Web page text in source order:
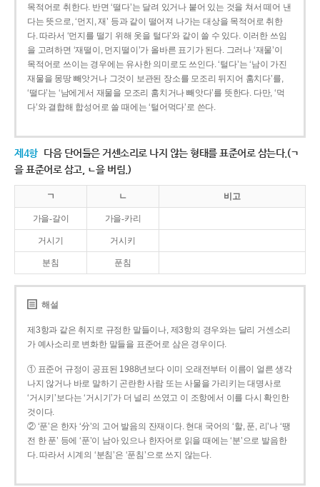
목적어로 취한다. 반면 ‘떨다’는 달려 있거나 붙어 있는 것을 쳐서 떼어 낸
다는 뜻으로, ‘먼지, 재’ 등과 같이 떨어져 나가는 대상을 목적어로 취한
다. 따라서 ‘먼지를 떨기 위해 옷을 털다’와 같이 쓸 수 있다. 이러한 쓰임
을 고려하면 ‘재떨이, 먼지떨이’가 올바른 표기가 된다. 그러나 ‘재물’이
목적어로 쓰이는 경우에는 유사한 의미로도 쓰인다. ‘털다’는 ‘남이 가진
재물을 몽땅 빼앗거나 그것이 보관된 장소를 모조리 뒤지어 훔치다’를,
‘떨다’는 ‘남에게서 재물을 모조리 훔치거나 빼앗다’를 뜻한다. 다만, ‘먹
다’와 결합해 합성어로 쓸 때에는 ‘털어먹다’로 쓴다.
제4항 다음 단어들은 거센소리로 나지 않는 형태를 표준어로 삼는다.(ㄱ
을 표준어로 삼고, ㄴ을 버림.)
ㄱ ㄴ 비고
가을-갈이 가을-카리
거시기 거시키
분침 푼침
해설
제3항과 같은 취지로 규정한 말들이나, 제3항의 경우와는 달리 거센소리
가 예사소리로 변화한 말들을 표준어로 삼은 경우이다.
① 표준어 규정이 공표된 1988년보다 이미 오래전부터 이름이 얼른 생각
나지 않거나 바로 말하기 곤란한 사람 또는 사물을 가리키는 대명사로
‘거시키’보다는 ‘거시기’가 더 널리 쓰였고 이 조항에서 이를 다시 확인한
것이다.
② ‘푼’은 한자 ‘分’의 고어 발음의 잔재이다. 현대 국어의 ‘할, 푼, 리’나 ‘땡
전 한 푼’ 등에 ‘푼’이 남아 있으나 한자어로 읽을 때에는 ‘분’으로 발음한
다. 따라서 시계의 ‘분침’은 ‘푼침’으로 쓰지 않는다.